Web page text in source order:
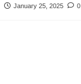
January 25, 2025 0